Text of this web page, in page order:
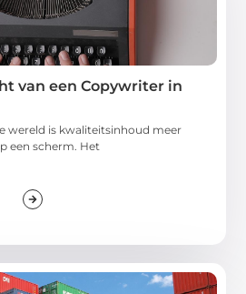
van een Copywriter in
wereld is kwaliteitsinhoud meer
een scherm. Het